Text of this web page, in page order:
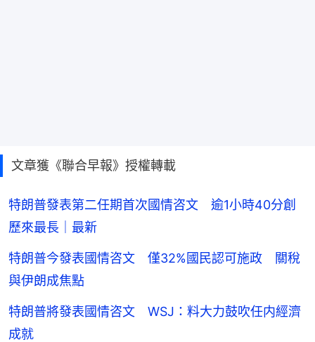
文章獲《聯合早報》授權轉載
特朗普發表第二任期首次國情咨文 逾1小時40分創
歷來最長｜最新
特朗普今發表國情咨文 僅32%國民認可施政 關稅
與伊朗成焦點
特朗普將發表國情咨文 WSJ：料大力鼓吹任内經濟
成就